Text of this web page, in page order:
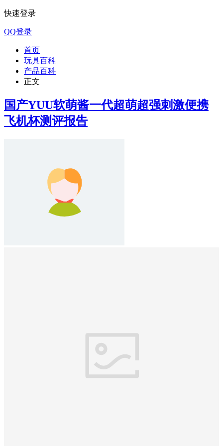
快速登录
QQ登录
首页
玩具百科
产品百科
正文
国产YUU软萌酱一代超萌超强刺激便携
飞机杯测评报告